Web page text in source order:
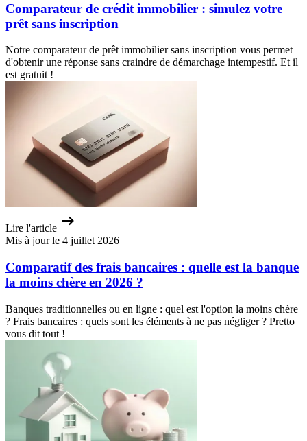
Comparateur de crédit immobilier : simulez votre
prêt sans inscription
Notre comparateur de prêt immobilier sans inscription vous permet
d'obtenir une réponse sans craindre de démarchage intempestif. Et il
est gratuit !
Lire l'article
Mis à jour le 4 juillet 2026
Comparatif des frais bancaires : quelle est la banque
la moins chère en 2026 ?
Banques traditionnelles ou en ligne : quel est l'option la moins chère
? Frais bancaires : quels sont les éléments à ne pas négliger ? Pretto
vous dit tout !